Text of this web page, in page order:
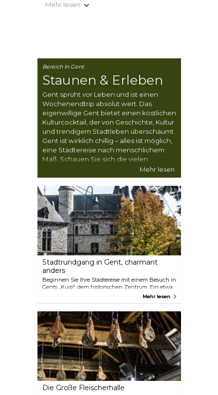
Mehr lesen
Bereich In Gent
Staunen & Erleben
Gent sprüht vor Leben und ist einen
Wochenendtrip absolut wert. Das
eigenwillige Gent bietet einen köstlichen
Kulturcocktail, der von Geschichte, Kultur
und trendigem Stadtleben überschäumt.
Gent ist wirklich chillig – alles ist möglich,
eine Städtereise nach menschlichem
Maß. Schauen Sie sich die vielen
Sehenswürdigkeiten dieser lebendigen
Stadt Gent an. Hier gibt es Schätze in
Hülle und Fülle. Gent verwöhnt Sie!
Wählen Sie. Machen Sie mit.
Mehr lesen
Stadt­rund­gang in Gent, char­mant
anders
Beginnen Sie Ihre Städtereise mit einem Besuch in
Gents „Kuip“, dem historischen Zentrum. Ein etwa
Geheimnisvollen auf der Spur, zur Grafenburg
berühmte Turmreihe von Gent sehen.
Augenschmaus im Überfluss: Erkunden Sie die
moderne Architektur der Stadthalle und das
rustikale Patershol, ein altes Viertel mit
mittelalterlichen Straßenmustern und einer
Vielzahl von kleinen Restaurants. Schließlich ist
der Genter ein Geselligkeitsmensch, ein
Lebensgenießer.
Mehr lesen
Die Große Fleischerhalle